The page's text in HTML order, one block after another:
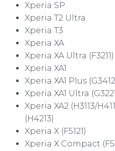
Xperia SP
Xperia T2 Ultra
Xperia T3
Xperia XA
Xperia XA Ultra (F3211)
Xperia XA1
Xperia XA1 Plus
Xperia XA1 Ultra
Xperia XA2 (H3113/
(H4213)
Xperia X (F5121)
Xperia X Compact